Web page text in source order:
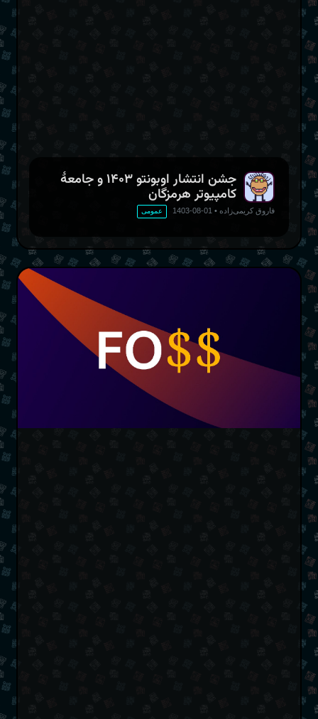
جشن انتشار اوبونتو ۱۴۰۳ و جامعهٔ
کامپیوتر هرمزگان
فاروق کریمی‌زاده •
01-08-1403 عمومی